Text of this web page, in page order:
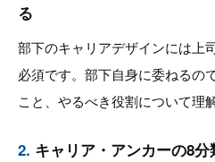
る
部下のキャリアデザインには上
必須です。部下自身に委ねるの
こと、やるべき役割について理
2. キャリア・アンカーの8